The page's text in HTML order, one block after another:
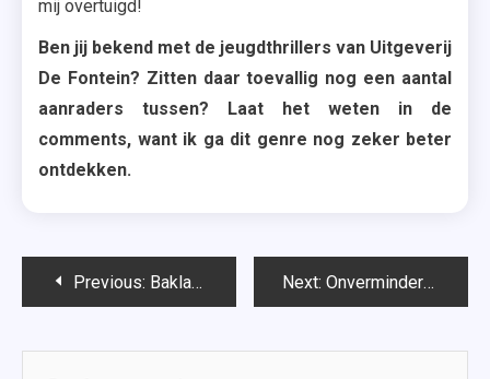
mij overtuigd!
Ben jij bekend met de jeugdthrillers van Uitgeverij
De Fontein? Zitten daar toevallig nog een aantal
aanraders tussen? Laat het weten in de
comments, want ik ga dit genre nog zeker beter
ontdekken.
Bericht
Previous: Baklava – Jet van Vuuren Next: Onverminderd (Flight & Glory #1) – Rebecca Yarros